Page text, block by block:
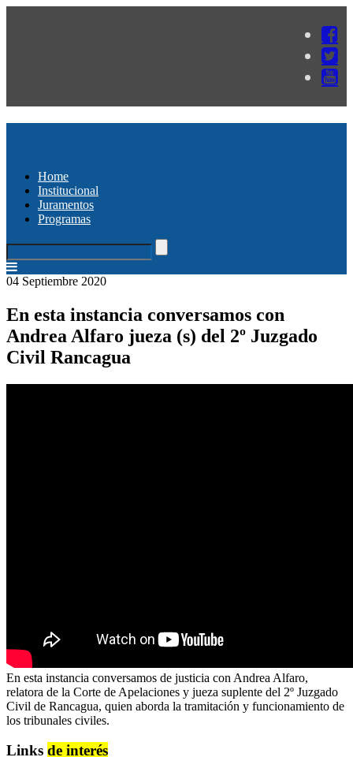
Home
Institucional
Juramentos
Programas
04 Septiembre 2020
En esta instancia conversamos con
Andrea Alfaro jueza (s) del 2º Juzgado
Civil Rancagua
En esta instancia conversamos de justicia con Andrea Alfaro,
relatora de la Corte de Apelaciones y jueza suplente del 2º Juzgado
Civil de Rancagua, quien aborda la tramitación y funcionamiento de
los tribunales civiles.
Links de interés